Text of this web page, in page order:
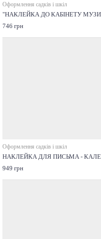
Оформлення садків і шкіл
"НАКЛЕЙКА ДО КАБІНЕТУ
746 грн
Оформлення садків і шкіл
НАКЛЕЙКА ДЛЯ ПИСЬМА -
949 грн